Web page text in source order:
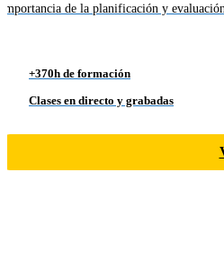
importancia de la planificación y
+370h de formación
Clases en directo y grabadas